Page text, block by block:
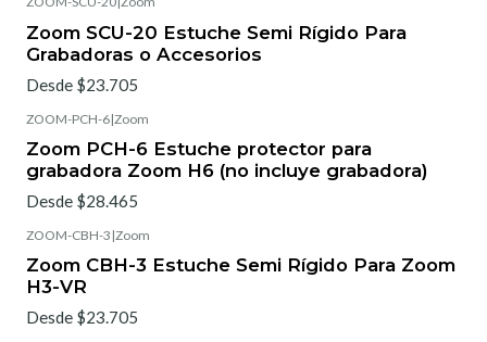
Zoom SCU-20 Estuche Semi Rígido Para
Grabadoras o Accesorios
Desde $23.705
ZOOM-PCH-6|Zoom
Zoom PCH-6 Estuche protector para
grabadora Zoom H6 (no incluye grabadora)
Desde $28.465
ZOOM-CBH-3 |Zoom
Zoom CBH-3 Estuche Semi Rígido Para Zoom
H3-VR
Desde $23.705